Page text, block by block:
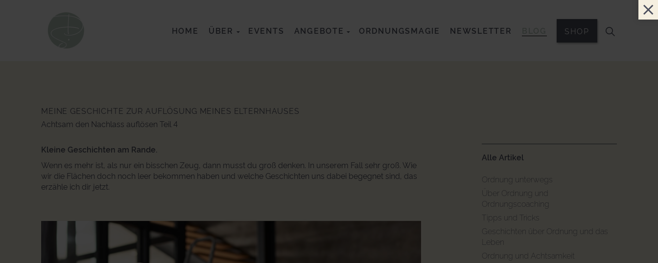
HOME ÜBER EVENTS ANGEBOTE ORDNUNGSMAGIE NEWSLETTER SHOP
MEINE GESCHICHTE ZUR AUFLÖSUNG MEINES ELTERNHAUSES
Achtsam den Nachlass auflösen Teil 4
Kleine Geschichten am Rande.
Wenn es mehr ist, als nur ein bisschen Zeug, dann musst du groß denken. In unserem Fall sehr groß. Wie
wir die Flächen doch noch leer bekommen haben und welche Geschichten uns dabei begegnet sind, das
erzähle ich dir jetzt.
Alle Artikel
Ordnung unterwegs
Über Ordnung und
Ordnungscoaching
Tipps und Tricks
Geschichten über Ordnung und das
Leben
Ordnung und Achtsamkeit